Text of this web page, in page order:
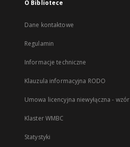
O Bibliotece
Dane kontaktowe
Regulamin
Informacje techniczne
Klauzula informacyjna RODO
Umowa licencyjna niewyłączna - wzór
Klaster WMBC
Statystyki